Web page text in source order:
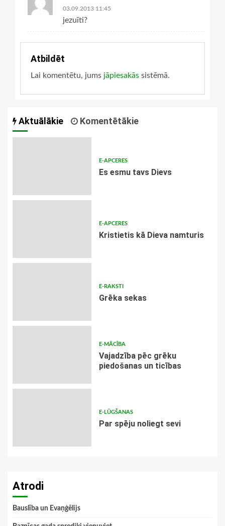
03.09.2013 11:45
jezuīti?
Atbildēt
Lai komentētu, jums jāpiesakās sistēmā.
Aktuālākie Komentētākie
E-APCERES
Es esmu tavs Dievs
E-APCERES
Kristietis kā Dieva namturis
E-RAKSTI
Grēka sekas
E-MĀCĪBA
Vajadzība pēc grēku
piedošanas un ticības
E-LŪGŠANAS
Par spēju noliegt sevi
Atrodi
Bauslība un Evaņģēlijs